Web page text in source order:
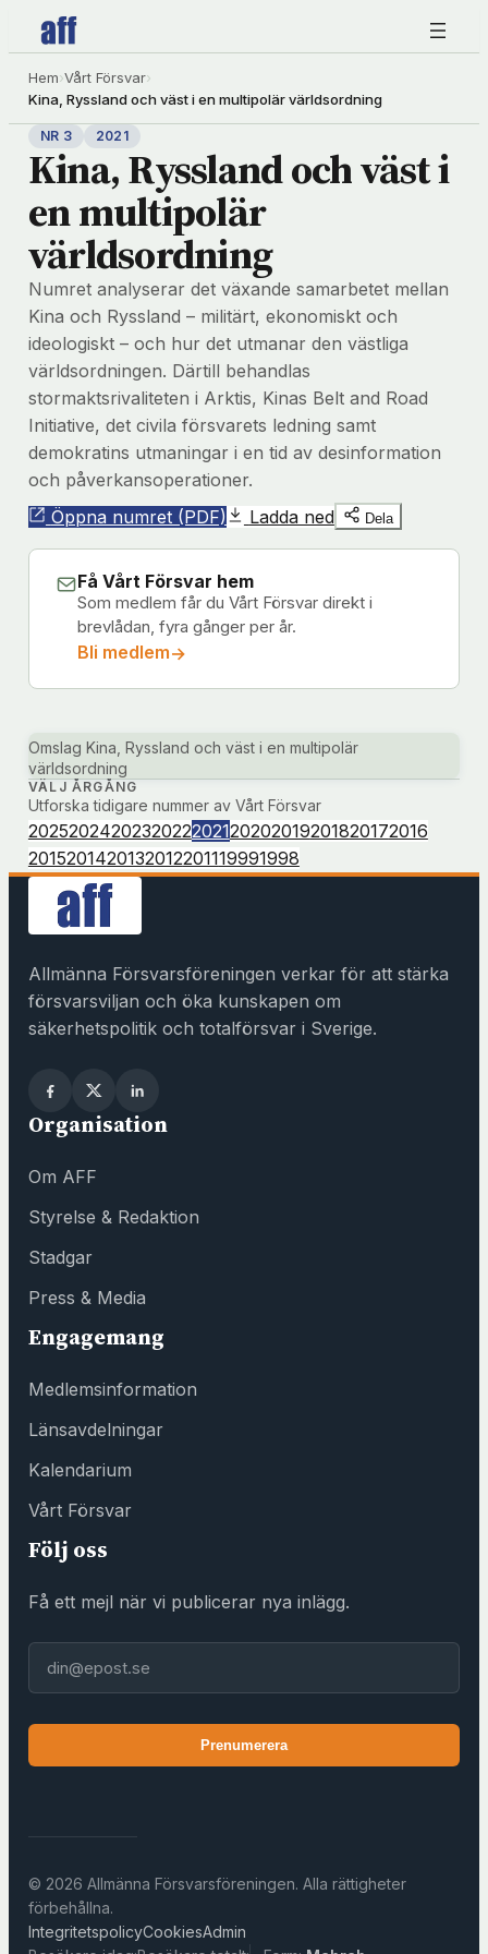
Hoppa
till
innehåll
Hem›Vårt Försvar›
Kina, Ryssland och väst i en multipolär världsordning
NR 3 2021
Kina, Ryssland och väst i
en multipolär
världsordning
Numret analyserar det växande samarbetet mellan
Kina och Ryssland – militärt, ekonomiskt och
ideologiskt – och hur det utmanar den västliga
världsordningen. Därtill behandlas
stormaktsrivaliteten i Arktis, Kinas Belt and Road
Initiative, det civila försvarets ledning samt
demokratins utmaningar i en tid av desinformation
och påverkansoperationer.
Öppna numret (PDF)
Ladda ned Dela
Få Vårt Försvar hem
Som medlem får du Vårt Försvar direkt i
brevlådan, fyra gånger per år.
Bli medlem→
(öppnas
i
fönster
hos
Föreningshuset)
Omslag Kina, Ryssland och väst i en multipolär
världsordning
VÄLJ ÅRGÅNG
Utforska tidigare nummer av Vårt Försvar
2025202420232022202120202019201820172016
2015201420132012201119991998
Allmänna Försvarsföreningen verkar för att stärka
försvarsviljan och öka kunskapen om
säkerhetspolitik och totalförsvar i Sverige.
Organisation
Om AFF
Styrelse & Redaktion
Stadgar
Press & Media
Engagemang
Medlemsinformation
Länsavdelningar
Kalendarium
Vårt Försvar
Följ oss
Få ett mejl när vi publicerar nya inlägg.
Prenumerera
© 2026 Allmänna Försvarsföreningen. Alla rättigheter
förbehållna.
IntegritetspolicyCookiesAdmin